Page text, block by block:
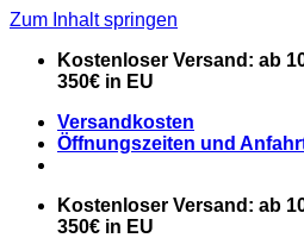
Zum Inhalt springen
Kostenloser Versand: ab
350€ in EU
Versandkosten
Öffnungszeiten und
Kostenloser Versand: ab
350€ in EU